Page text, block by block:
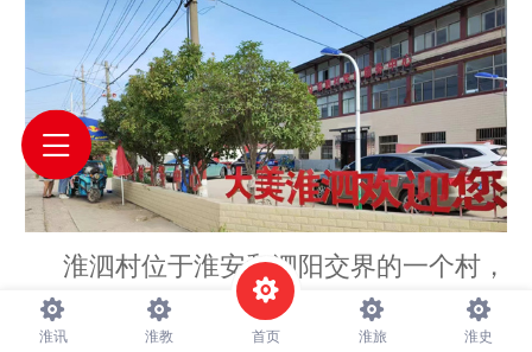
淮泗村位于淮安和泗阳交界的一个村，
地势偏远。距离马头镇20公里，辖区2.5平
方公里，有6个村民小组，全村 2023人，
淮讯 淮教 首页 淮旅 淮史